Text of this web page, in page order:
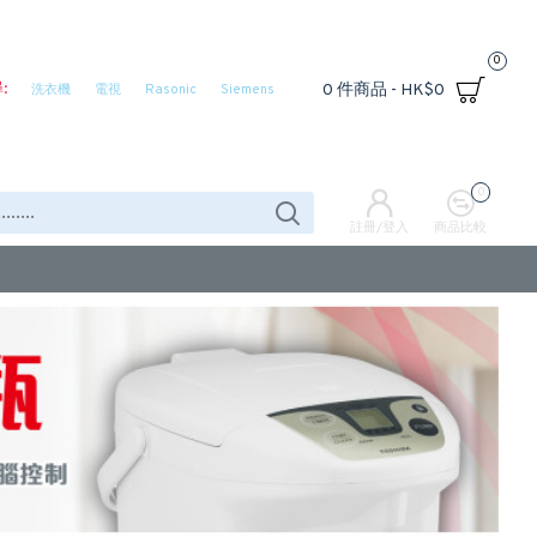
: 洗衣機 電視 Rasonic Siemens 0 件商品 - HK$0
0
註冊/登入 商品比較
0